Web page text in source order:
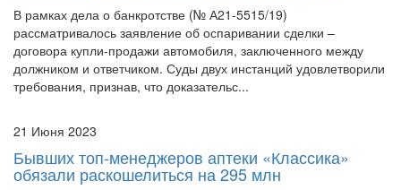
В рамках дела о банкротстве (№ А21-5515/19)
рассматривалось заявление об оспаривании сделки –
договора купли-продажи автомобиля, заключенного между
должником и ответчиком. Суды двух инстанций удовлетворили
требования, признав, что доказательс...
21 Июня 2023
Бывших топ-менеджеров аптеки «Классика»
обязали раскошелиться на 295 млн